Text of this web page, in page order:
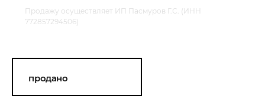
Продажу осуществляет ИП Пасмуров Г.С. (ИНН
772857294506)
продано